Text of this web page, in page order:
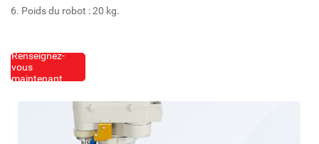
6. Poids du robot : 20 kg.
Renseignez-
vous
maintenant